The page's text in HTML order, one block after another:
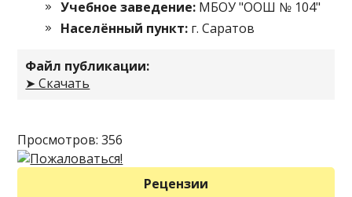
Учебное заведение: МБОУ "ООШ № 104"
Населённый пункт: г. Саратов
Файл публикации:
➤ Скачать
Просмотров: 356
Рецензии